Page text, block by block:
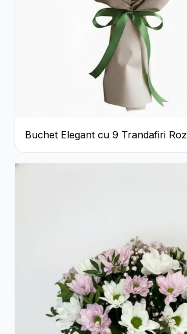
Buchet Elegant cu 9 Trandafiri Roz